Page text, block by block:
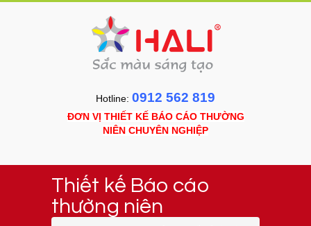
Hotline: 0912 562 819
ĐƠN VỊ THIẾT KẾ BÁO CÁO THƯỜNG
NIÊN CHUYÊN NGHIỆP
Thiết kế Báo cáo
thường niên